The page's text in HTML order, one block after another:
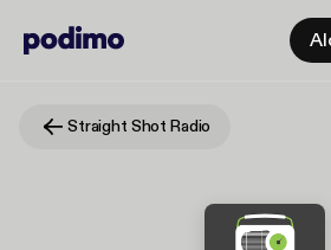
Straight Shot Radio